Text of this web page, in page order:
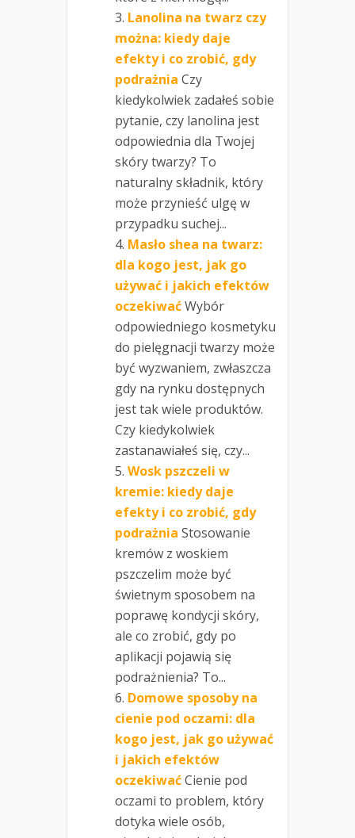
Lanolina na twarz czy
można: kiedy daje
efekty i co zrobić, gdy
podrażnia Czy
kiedykolwiek zadałeś sobie
pytanie, czy lanolina jest
odpowiednia dla Twojej
skóry twarzy? To
naturalny składnik, który
może przynieść ulgę w
przypadku suchej...
Masło shea na twarz:
dla kogo jest, jak go
używać i jakich efektów
oczekiwaćWybór
odpowiedniego kosmetyku
do pielęgnacji twarzy może
być wyzwaniem, zwłaszcza
gdy na rynku dostępnych
jest tak wiele produktów.
Czy kiedykolwiek
zastanawiałeś się, czy...
Wosk pszczeli w
kremie: kiedy daje
efekty i co zrobić, gdy
podrażnia Stosowanie
kremów z woskiem
pszczelim może być
świetnym sposobem na
poprawę kondycji skóry,
ale co zrobić, gdy po
aplikacji pojawią się
podrażnienia? To...
Domowe sposoby na
cienie pod oczami: dla
kogo jest, jak go używać
i jakich efektów
oczekiwaćCienie pod
oczami to problem, który
dotyka wiele osób,